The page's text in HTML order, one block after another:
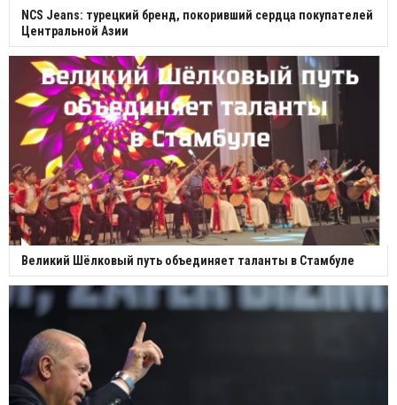
NCS Jeans: турецкий бренд, покоривший сердца покупателей
Центральной Азии
Великий Шёлковый путь объединяет таланты в Стамбуле